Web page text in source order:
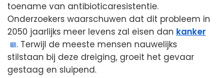
toename van antibioticaresistentie.
Onderzoekers waarschuwen dat dit probleem in
2050 jaarlijks meer levens zal eisen dan kanker
. Terwijl de meeste mensen nauwelijks
stilstaan bij deze dreiging, groeit het gevaar
gestaag en sluipend.